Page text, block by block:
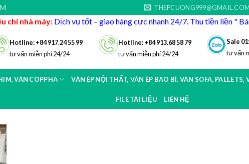
THEPCUONG999@GMAIL.COM
chí nhà máy: Dịch vụ tốt – giao hàng cực nhanh 24/7. Thu tiền liền "
Hotline: +84 917.24 55 99
tư vấn miễn phí 24/24
Hotline: +84 913.68 58 79
tư vấn miễn phí 24/24
Sale
tư vấn
VÁN COPPHA VÁN ÉP NỘI THẤT, VÁN ÉP BAO BÌ, VÁN SOFA, PALLETS,
FILE TÀI LIỆU LIÊN HỆ